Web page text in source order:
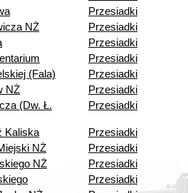
Przesiadki
NŻ
Przesiadki
Przesiadki
Przesiadki
(Fala)
Przesiadki
NŻ
Przesiadki
(Dw. Ł.
Przesiadki
Kaliska
Przesiadki
NŻ
Przesiadki
NŻ
Przesiadki
Przesiadki